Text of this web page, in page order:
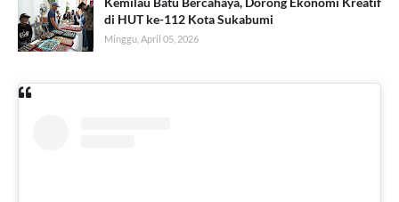
di HUT ke-112 Kota Sukabumi
Minggu, April 05, 2026